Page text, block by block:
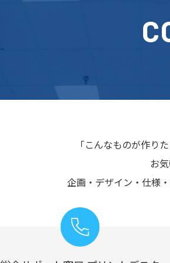
「こんなものが作りた
お
企画・デザイン・仕様・